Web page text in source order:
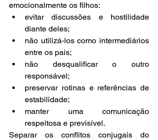
emocionalmente os filhos:
evitar discussões e hostilidade
diante deles;
não utilizá-los como intermediários
entre os pais;
não desqualificar o outro
responsável;
preservar rotinas e referências de
estabilidade;
manter uma comunicação
respeitosa e previsível.
Separar os conflitos conjugais do